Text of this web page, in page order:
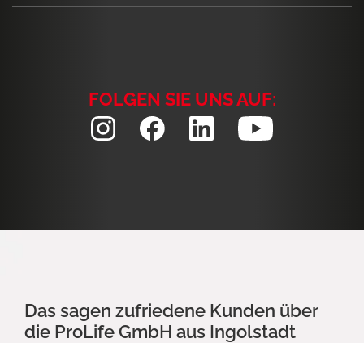
FOLGEN SIE UNS AUF:
Das sagen zufriedene Kunden über
die ProLife GmbH aus Ingolstadt